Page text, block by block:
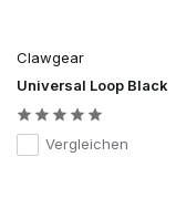
Daher ist eine
Lösung für den
sondern auch für
gesamten
eines Trainingstages
Welche
Clawgear
Universal Loop Black
Vergleichen